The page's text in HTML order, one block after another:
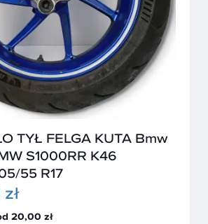
TYŁ FELGA KUTA Bmw
S1000RR K46
55 R17
20,00 zł